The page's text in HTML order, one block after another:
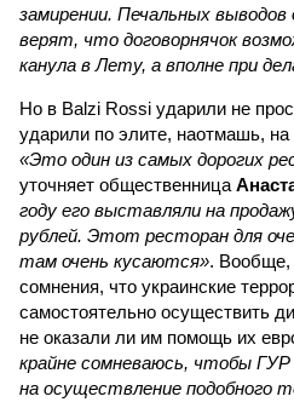
замирении. Печальных выводов
верят, что договорнячок
канула в Лету, а вполне при
Но в Balzi Rossi ударили не
ударили по элите, наотмашь, на
«Это один из самых дорогих
уточняет общественница
году его выставляли на
рублей. Этот ресторан для
там очень кусаются». Вообще,
сомнения, что украинские
самостоятельно осуществить
не оказали ли им помощь их
крайне сомневаюсь, чтобы
на осуществление подобного